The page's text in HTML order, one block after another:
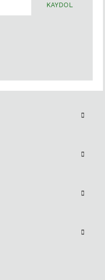
KAYDOL